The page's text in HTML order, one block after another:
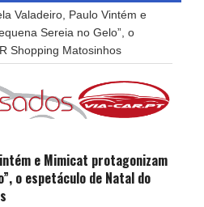
Valadeiro, Paulo Vintém e
Sereia no Gelo”, o
Shopping Matosinhos
e Mimicat protagonizam
o espetáculo de Natal do